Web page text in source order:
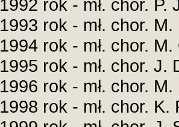
1992 rok - mł. chor. P.
1993 rok - mł. chor.
1994 rok - mł. chor.
1995 rok - mł. chor. J.
1996 rok - mł. chor.
1998 rok - mł. chor. K.